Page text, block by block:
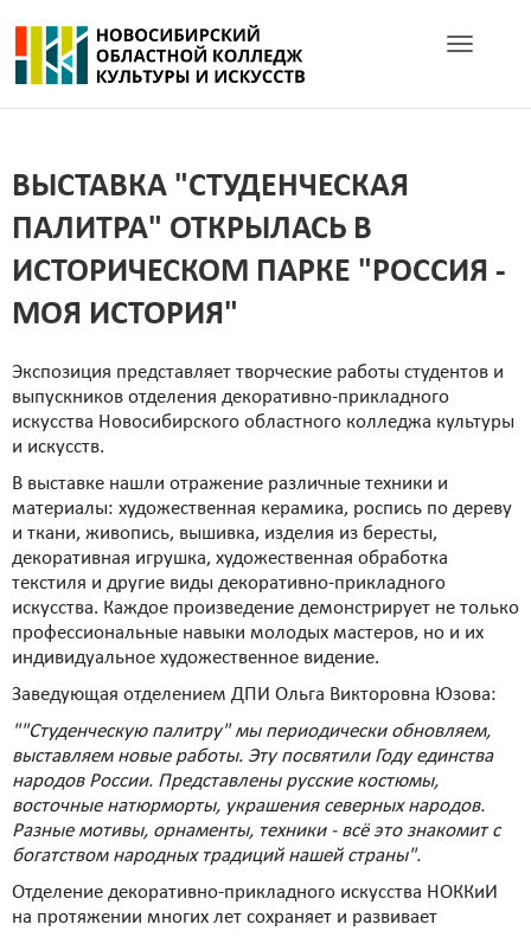
Toggle
ВЫСТАВКА "СТУДЕНЧЕСКАЯ
ПАЛИТРА" ОТКРЫЛАСЬ В
ИСТОРИЧЕСКОМ ПАРКЕ "РОССИЯ -
МОЯ ИСТОРИЯ"
Экспозиция представляет творческие работы студентов и
выпускников отделения декоративно-прикладного
искусства Новосибирского областного колледжа культуры
и искусств.
В выставке нашли отражение различные техники и
материалы: художественная керамика, роспись по дереву
и ткани, живопись, вышивка, изделия из бересты,
декоративная игрушка, художественная обработка
текстиля и другие виды декоративно-прикладного
искусства. Каждое произведение демонстрирует не только
профессиональные навыки молодых мастеров, но и их
индивидуальное художественное видение.
Заведующая отделением ДПИ Ольга Викторовна Юзова:
""Студенческую палитру" мы периодически обновляем,
выставляем новые работы. Эту посвятили Году единства
народов России. Представлены русские костюмы,
восточные натюрморты, украшения северных народов.
Разные мотивы, орнаменты, техники - всё это знакомит с
богатством народных традиций нашей страны".
Отделение декоративно-прикладного искусства НОККиИ
на протяжении многих лет сохраняет и развивает